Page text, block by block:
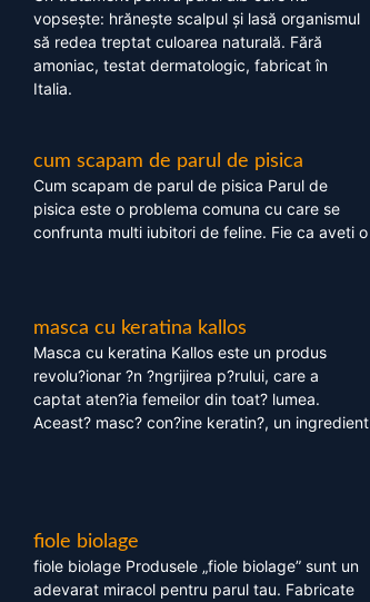
vopsește: hrănește scalpul și lasă organismul
să redea treptat culoarea naturală. Fără
amoniac, testat dermatologic, fabricat în
Italia.
cum scapam de parul de pisica
Cum scapam de parul de pisica Parul de
pisica este o problema comuna cu care se
confrunta multi iubitori de feline. Fie ca aveti o
masca cu keratina kallos
Masca cu keratina Kallos este un produs
revolu?ionar ?n ?ngrijirea p?rului, care a
captat aten?ia femeilor din toat? lumea.
Aceast? masc? con?ine keratin?, un ingredient
fiole biolage
fiole biolage Produsele „fiole biolage” sunt un
adevarat miracol pentru parul tau. Fabricate